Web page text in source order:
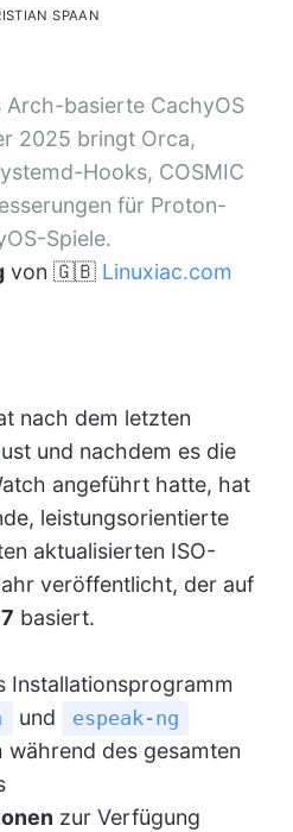
SPAAN
Arch-basierte CachyOS
2025 bringt Orca,
Hooks, COSMIC
für Proton-
Spiele.
von 🇬🇧 Linuxiac.com
nach dem letzten
und nachdem es die
angeführt hatte, hat
leistungsorientierte
aktualisierten ISO-
veröffentlicht, der auf
basiert.
Installationsprogramm
und espeak-ng
des gesamten
zur Verfügung